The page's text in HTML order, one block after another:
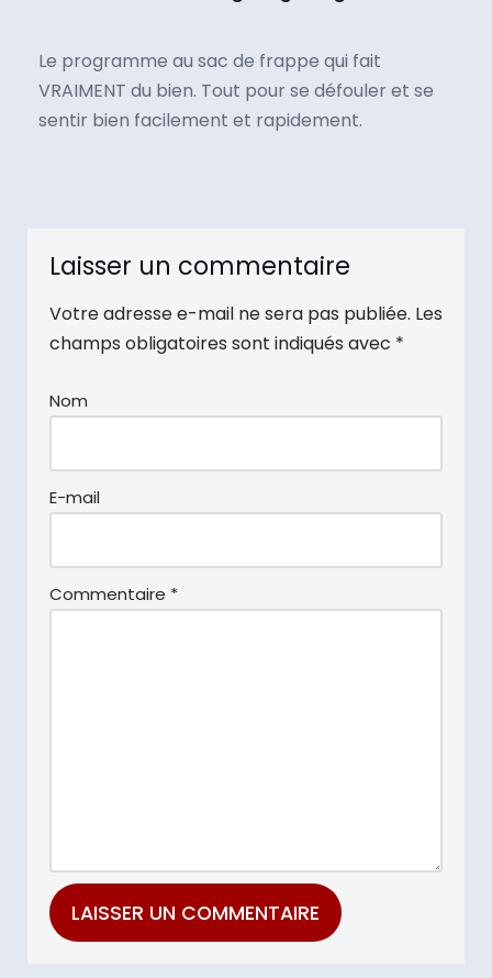
Le programme au sac de frappe qui fait
VRAIMENT du bien. Tout pour se défouler et se
sentir bien facilement et rapidement.
Laisser un commentaire
Votre adresse e-mail ne sera pas publiée. Les
champs obligatoires sont indiqués avec *
Nom
E-mail
Commentaire *